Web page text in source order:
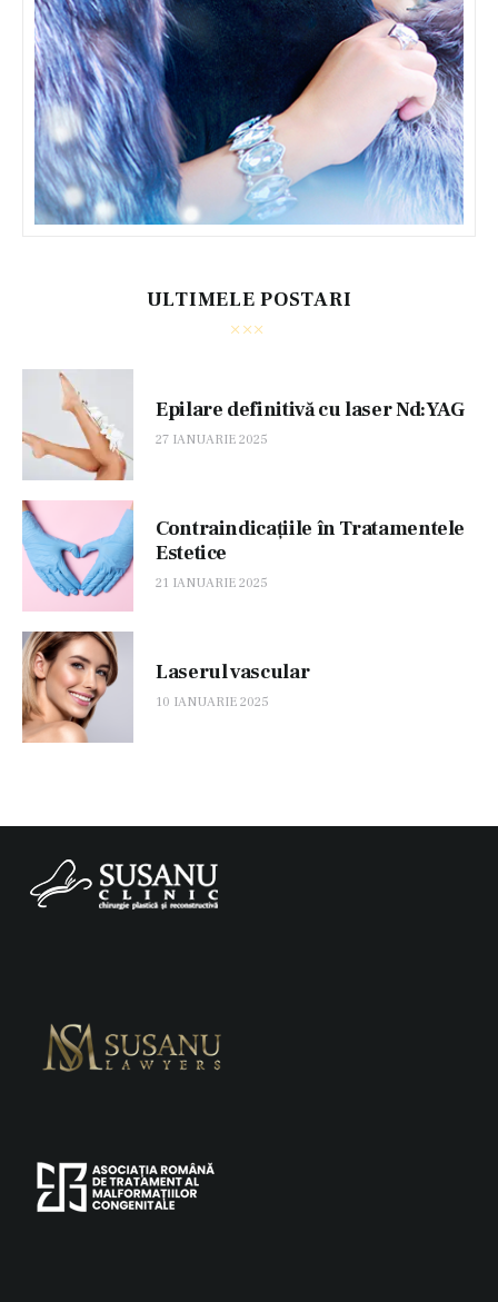
ULTIMELE POSTARI
Epilare definitivă cu laser Nd:YAG
27 IANUARIE 2025
Contraindicațiile în Tratamentele
Estetice
21 IANUARIE 2025
Laserul vascular
10 IANUARIE 2025